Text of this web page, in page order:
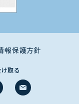
報保護方針
取る